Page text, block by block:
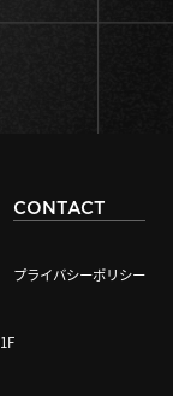
CONTACT
プライバシーポリシー